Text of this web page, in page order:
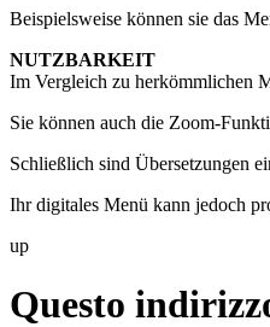
Beispielsweise können sie das
NUTZBARKEIT
Im Vergleich zu herkömmlichen
Sie können auch die Zoom-
Schließlich sind Übersetzungen
Ihr digitales Menü kann jedoch
up
Questo